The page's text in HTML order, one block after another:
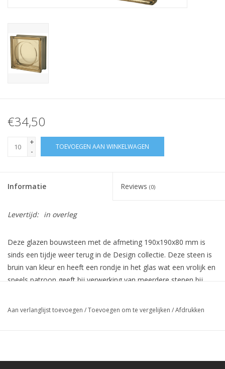
€34,50
+
-
TOEVOEGEN AAN WINKELWAGEN
Informatie Reviews (0)
Levertijd: in overleg
Deze glazen bouwsteen met de afmeting 190x190x80 mm is
sinds een tijdje weer terug in de Design collectie. Deze steen is
bruin van kleur en heeft een rondje in het glas wat een vrolijk en
speels patroon geeft bij verwerking van meerdere stenen bij
met een spiegellaag, waardoor deze steen meer schittering en
Aan verlanglijst toevoegen /Toevoegen om te vergelijken /Afdrukken